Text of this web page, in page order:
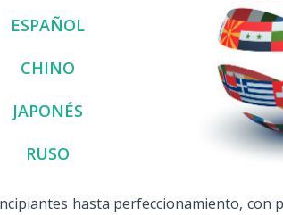
ESPAÑOL
CHINO
JAPONÉS
RUSO
hasta perfeccionamiento, con